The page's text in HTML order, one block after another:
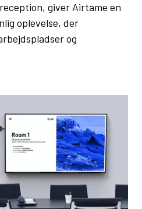
giver Airtame en
oplevelse, der
og